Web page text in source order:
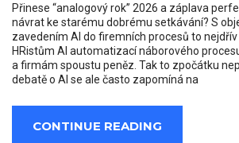
Přinese “analogový rok” 2026 a záplava
návrat ke starému dobrému setkávání? S
zavedením AI do firemních procesů to nejdřív
HRistům AI automatizací náborového
a firmám spoustu peněz. Tak to zpočátku
debatě o AI se ale často zapomíná na
CONTINUE READING